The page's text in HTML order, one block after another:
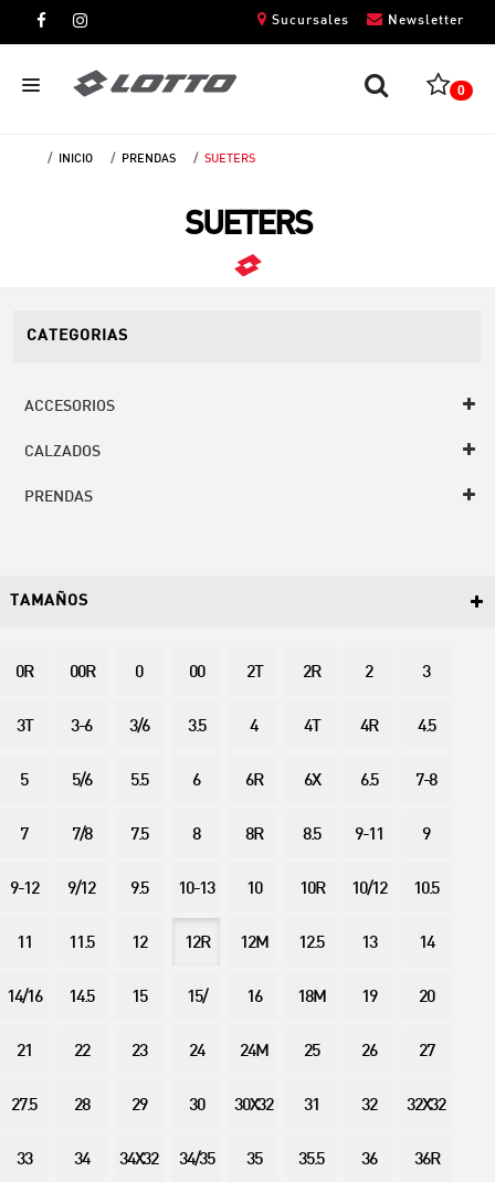
Newsletter
Sucursales
0
INICIO PRENDAS SUETERS
SUETERS
CATEGORIAS
ACCESORIOS
CALZADOS
PRENDAS
TAMAÑOS
0R 00R 0 00 2T 2R 2 3
3T 3-6 3/6 3.5 4 4T 4R 4.5
5 5/6 5.5 6 6R 6X 6.5 7-8
7 7/8 7.5 8 8R 8.5 9-11 9
9-12 9/12 9.5 10-13 10 10R 10/12 10.5
11 11.5 12 12R 12M 12.5 13 14
14/16 14.5 15 15/ 16 18M 19 20
21 22 23 24 24M 25 26 27
27.5 28 29 30 30X32 31 32 32X32
33 34 34X32 34/35 35 35.5 36 36R